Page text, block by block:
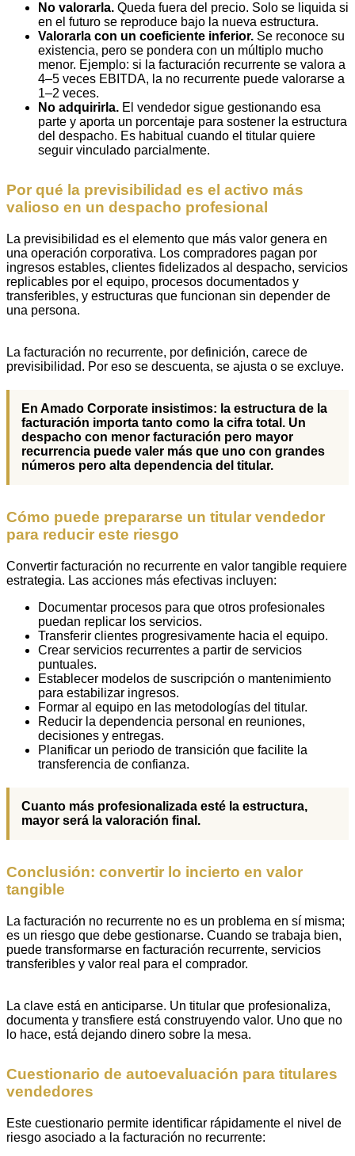
No valorarla. Queda fuera del precio. Solo se liquida si
en el futuro se reproduce bajo la nueva estructura.
Valorarla con un coeficiente inferior. Se reconoce su
existencia, pero se pondera con un múltiplo mucho
menor. Ejemplo: si la facturación recurrente se valora a
4–5 veces EBITDA, la no recurrente puede valorarse a
1–2 veces.
No adquirirla. El vendedor sigue gestionando esa
parte y aporta un porcentaje para sostener la estructura
del despacho. Es habitual cuando el titular quiere
seguir vinculado parcialmente.
Por qué la previsibilidad es el activo más
valioso en un despacho profesional
La previsibilidad es el elemento que más valor genera en
una operación corporativa. Los compradores pagan por
ingresos estables, clientes fidelizados al despacho, servicios
replicables por el equipo, procesos documentados y
transferibles, y estructuras que funcionan sin depender de
una persona.
La facturación no recurrente, por definición, carece de
previsibilidad. Por eso se descuenta, se ajusta o se excluye.
En Amado Corporate insistimos: la estructura de la
facturación importa tanto como la cifra total. Un
despacho con menor facturación pero mayor
recurrencia puede valer más que uno con grandes
números pero alta dependencia del titular.
Cómo puede prepararse un titular vendedor
para reducir este riesgo
Convertir facturación no recurrente en valor tangible requiere
estrategia. Las acciones más efectivas incluyen:
Documentar procesos para que otros profesionales
puedan replicar los servicios.
Transferir clientes progresivamente hacia el equipo.
Crear servicios recurrentes a partir de servicios
puntuales.
Establecer modelos de suscripción o mantenimiento
para estabilizar ingresos.
Formar al equipo en las metodologías del titular.
Reducir la dependencia personal en reuniones,
decisiones y entregas.
Planificar un periodo de transición que facilite la
transferencia de confianza.
Cuanto más profesionalizada esté la estructura,
mayor será la valoración final.
Conclusión: convertir lo incierto en valor
tangible
La facturación no recurrente no es un problema en sí misma;
es un riesgo que debe gestionarse. Cuando se trabaja bien,
puede transformarse en facturación recurrente, servicios
transferibles y valor real para el comprador.
La clave está en anticiparse. Un titular que profesionaliza,
documenta y transfiere está construyendo valor. Uno que no
lo hace, está dejando dinero sobre la mesa.
Cuestionario de autoevaluación para titulares
vendedores
Este cuestionario permite identificar rápidamente el nivel de
riesgo asociado a la facturación no recurrente: